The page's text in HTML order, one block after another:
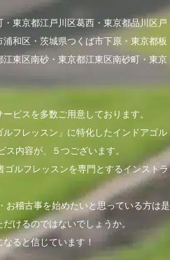
東京都江戸川区葛西・東京都品川区戸
和区・茨城県つくば市下原・東京都板
東区南砂・東京都江東区南砂町・東京
ビスを多数ご用意しております。
フレッスン」に特化したインドアゴル
内容が、５つございます。
ゴルフレッスンを専門とするインストラ
お稽古事を始めたいと思っている方は是
けるのではないでしょうか。
ると信じています！